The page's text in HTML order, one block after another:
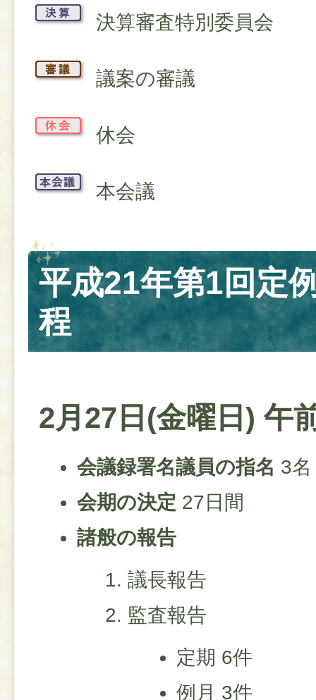
決算審査特別委員会
議案の審議
休会
本会議
平成21年第1回定
程
2月27日(金曜日) 午
会議録署名議員の指名 3名
会期の決定 27日間
諸般の報告
議長報告
監査報告
定期 6件
例月 3件